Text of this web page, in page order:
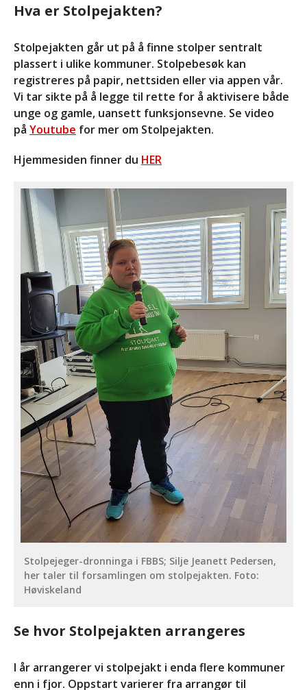
28. april 2028 @ 18:00
30. april 2028 @ 18:00
Aktivitetstreff på Hurdal
29. september 2028 @
18:00-1. oktober 2028
@ 14:00
Aktiviteter
Info
Om oss
Kontakt
Hva er Stolpejakten?
Stolpejakten går ut på å finne stolper sentralt
plassert i ulike kommuner. Stolpebesøk kan
registreres på papir, nettsiden eller via appen vår.
Vi tar sikte på å legge til rette for å aktivisere både
unge og gamle, uansett funksjonsevne. Se video
på Youtube for mer om Stolpejakten.
Hjemmesiden finner du HER
Stolpejeger-dronninga i FBBS; Silje Jeanett Pedersen,
her taler til forsamlingen om stolpejakten. Foto:
Høviskeland
Se hvor Stolpejakten arrangeres
I år arrangerer vi stolpejakt i enda flere kommuner
enn i fjor. Oppstart varierer fra arrangør til